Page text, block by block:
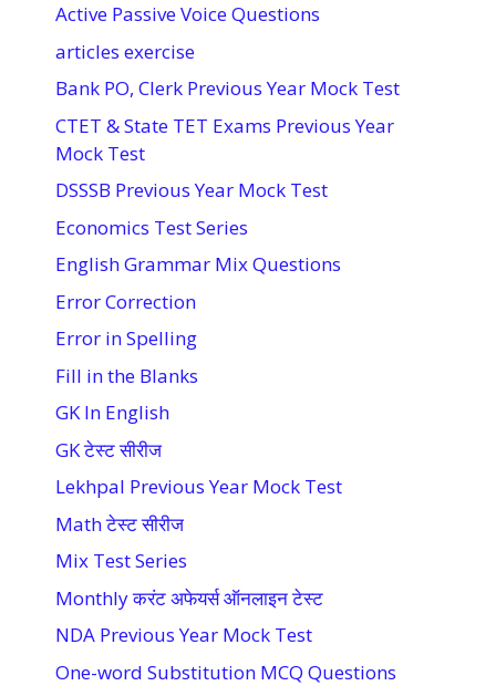
Active Passive Voice Questions
articles exercise
Bank PO, Clerk Previous Year Mock Test
CTET & State TET Exams Previous Year
Mock Test
DSSSB Previous Year Mock Test
Economics Test Series
English Grammar Mix Questions
Error Correction
Error in Spelling
Fill in the Blanks
GK In English
GK टेस्ट सीरीज
Lekhpal Previous Year Mock Test
Math टेस्ट सीरीज
Mix Test Series
Monthly करंट अफेयर्स ऑनलाइन टेस्ट
NDA Previous Year Mock Test
One-word Substitution MCQ Questions